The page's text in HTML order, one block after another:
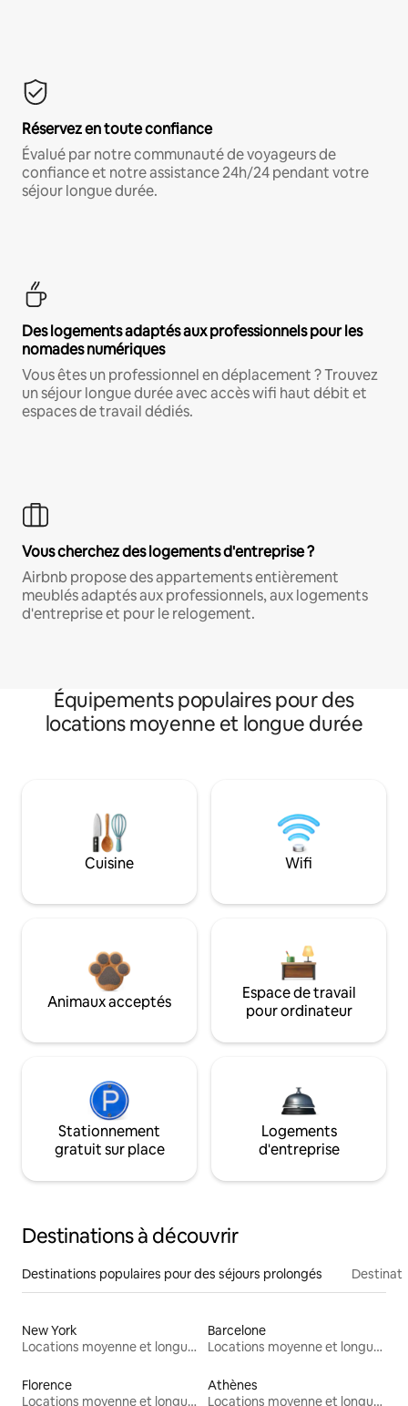
Réservez en toute confiance
Évalué par notre communauté de voyageurs de
confiance et notre assistance 24h/24 pendant votre
séjour longue durée.
Des logements adaptés aux professionnels pour les
nomades numériques
Vous êtes un professionnel en déplacement ? Trouvez
un séjour longue durée avec accès wifi haut débit et
espaces de travail dédiés.
Vous cherchez des logements d'entreprise ?
Airbnb propose des appartements entièrement
meublés adaptés aux professionnels, aux logements
d'entreprise et pour le relogement.
Équipements populaires pour des
locations moyenne et longue durée
Cuisine Wifi
Animaux acceptés
Espace de travail
pour ordinateur
Stationnement
gratuit sur place
Logements
d'entreprise
Destinations à découvrir
Destinations populaires pour des séjours prolongés
New York
Locations moyenne et longue durée
Barcelone
Locations moyenne et longue durée
Florence
Locations moyenne et longue durée
Athènes
Locations moyenne et longue durée